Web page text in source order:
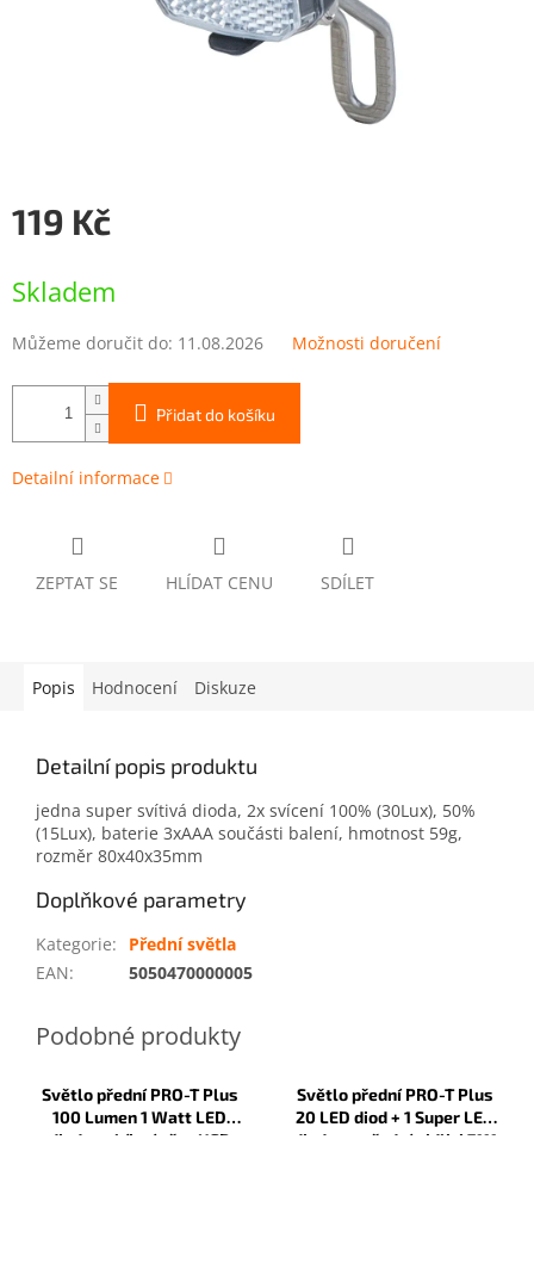
119 Kč
cena:
Skladem
Můžeme doručit do: 11.08.2026 Možnosti doručení
Přidat do košíku
Detailní informace
ZEPTAT SE HLÍDAT CENU SDÍLET
Popis Hodnocení Diskuze
Detailní popis produktu
jedna super svítivá dioda, 2x svícení 100% (30Lux), 50%
(15Lux), baterie 3xAAA součásti balení, hmotnost 59g,
rozměr 80x40x35mm
Doplňkové parametry
Kategorie:
Přední světla
EAN: 5050470000005
Světlo přední PRO-T Plus
100 Lumen 1 Watt LED
dioda nabíjecí přes USB
Světlo přední PRO-T Plus
20 LED diod + 1 Super LED
dioda na přední vidlici 7111